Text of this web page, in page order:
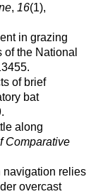
, 16(1),
in grazing
the National
of brief
bat
along
Comparative
navigation relies
overcast